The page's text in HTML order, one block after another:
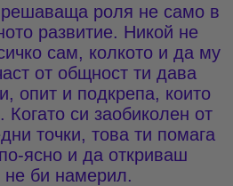
роля не само в
развитие. Никой не
сам, колкото и да му
от общност ти дава
опит и подкрепа, които
си заобиколен от
точки, това ти помага
ясно и да откриваш
би намерил.